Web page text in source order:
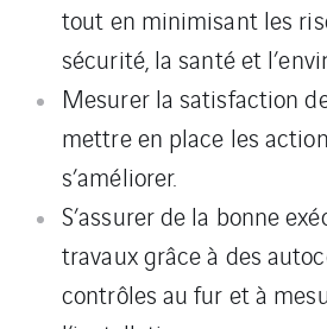
tout en minimisant les
sécurité, la santé et
Mesurer la satisfaction
mettre en place les
s’améliorer.
S’assurer de la bonne
travaux grâce à des
contrôles au fur et à